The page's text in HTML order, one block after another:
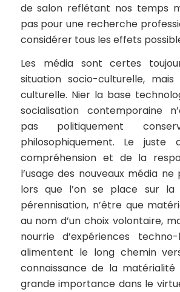
de salon reflétant nos temps
pas pour une recherche
considérer tous les effets
Les média sont certes
situation socio-culturelle,
culturelle. Nier la base
socialisation contemporaine
pas politiquement
philosophiquement. Le
compréhension et de la
l’usage des nouveaux média
lors que l’on se place sur
pérennisation, n’être que
au nom d’un choix volontaire,
nourrie d’expériences
alimentent le long chemin
connaissance de la
grande importance dans le